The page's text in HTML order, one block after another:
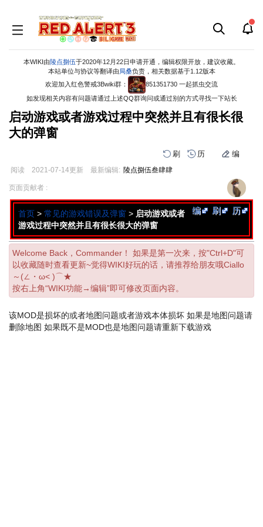
本WIKI由陵点捌伍于2020年12月22日申请开通，编辑权限开放，建议收藏。
本站单位与协议等翻译由 局桑负责，相关数据基于1.12版本
欢迎加入红色警戒3Bwiki群：
851351730 一起抓虫交流
如发现相关内容有问题请通过上述QQ群询问或通过别的方式寻找一下站长
启动游戏或者游戏过程中突然并且有很长很
大的弹窗
刷 历 编
阅读 2021-07-14更新 最新编辑: 陵点捌伍叁肆肆
跳
导
跳
搜
页面贡献者 :
编 刷 历
首页 > 常见的游戏错误及弹窗 > 启动游戏或者
游戏过程中突然并且有很长很大的弹窗
Welcome Back，Commander！ 如果是第一次来，按"Ctrl+D"可
以收藏随时查看更新~觉得WIKI好玩的话，请推荐给朋友哦Ciallo
～(∠・ω< )⌒★
按右上角“WIKI功能→编辑”即可修改页面内容。
该MOD是损坏的或者地图问题或者游戏本体损坏 如果是地图问题请
删除地图 如果既不是MOD也是地图问题请重新下载游戏